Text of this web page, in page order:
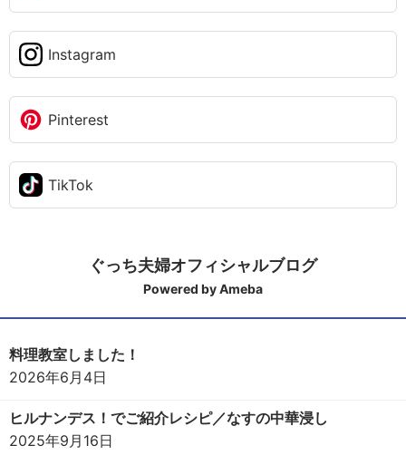
Instagram
Pinterest
TikTok
ぐっち夫婦オフィシャルブログ
Powered by Ameba
料理教室しました！
2026年6月4日
ヒルナンデス！でご紹介レシピ／なすの中華浸し
2025年9月16日